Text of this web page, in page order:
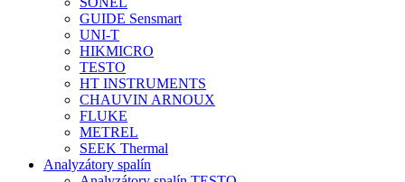
GUIDE Sensmart
UNI-T
HIKMICRO
TESTO
HT INSTRUMENTS
CHAUVIN ARNOUX
FLUKE
METREL
SEEK Thermal
Analyzátory spalín